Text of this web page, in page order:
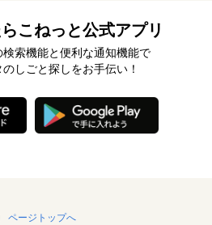
こねっと公式アプリ
検索機能と便利な通知機能で
のしごと探しをお手伝い！
ページトップへ